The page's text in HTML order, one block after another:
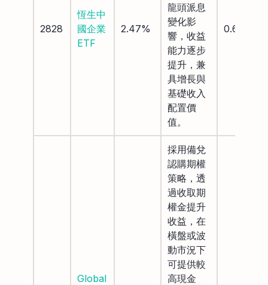
2828
恆生中
國企業
ETF
2.47%
龍頭派息
變化影
響，收益
能力逐步
提升，兼
具增長與
基礎收入
配置價
值。
0.66%
Global
採用備兌
認購期權
策略，透
過收取期
權金提升
收益，在
橫盤或波
動市況下
可提供較
高現金